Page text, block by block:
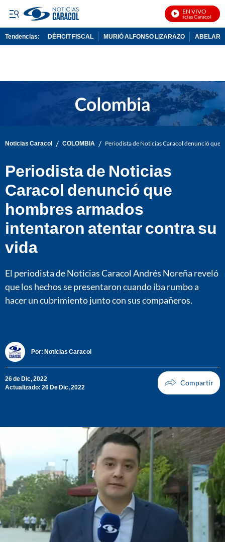
EN VIVO
Noticias Caracol En
Tendencias: DÉFICIT FISCAL MURIÓ ALFONSO LIZARAZO
Noticias Caracol / COLOMBIA / Periodista de Noticias Caracol denunció
Periodista de Noticias
Caracol denunció que
hombres armados
intentaron atentar contra su
vida
El periodista de Noticias Caracol Andrés Noreña reveló
que los hechos se presentaron cuando iba rumbo a
hacer un cubrimiento junto con sus compañeros.
Por: Noticias Caracol
26 de Dic, 2022
Actualizado: 26 De Dic, 2022